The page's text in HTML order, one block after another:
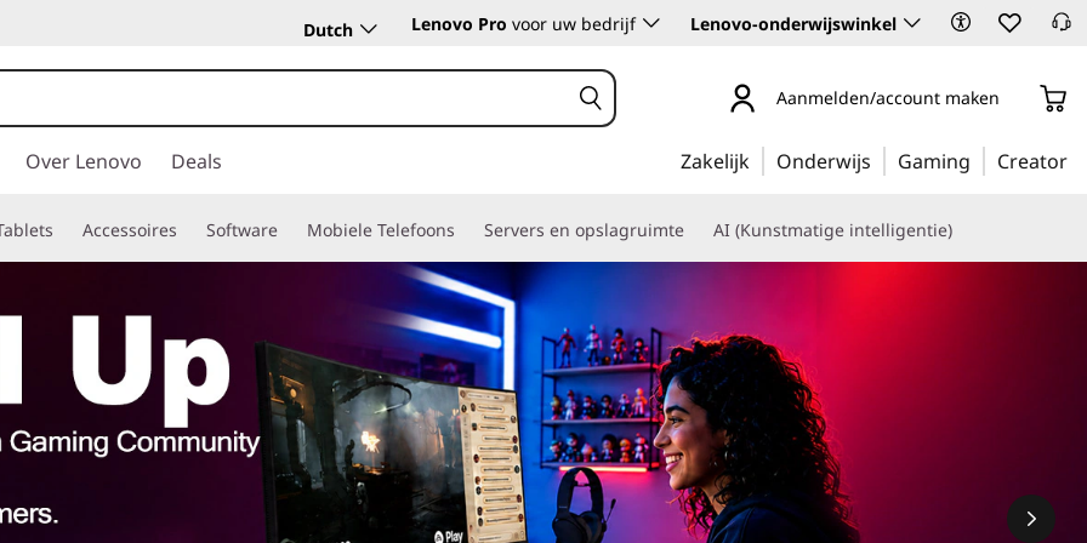
Dutch Lenovo Pro voor uw bedrijf Lenovo-onderwijswinkel
Aanmelden/account maken
Over Lenovo Deals Zakelijk Onderwijs Gaming Creator
Accessoires Software Mobiele Telefoons Servers en opslagruimte AI (Kunstmatige intelligentie)